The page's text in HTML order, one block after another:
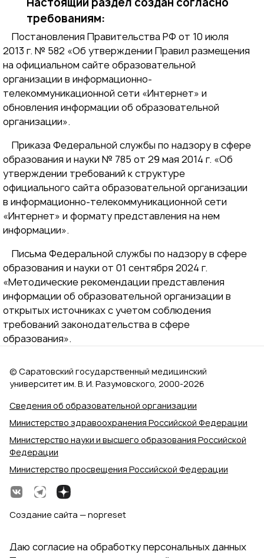
требованиям:
Постановления Правительства РФ от 10 июля
2013 г. № 582 «Об утверждении Правил размещения
на официальном сайте образовательной
организации в информационно-
телекоммуникационной сети «Интернет» и
обновления информации об образовательной
организации».
Приказа Федеральной службы по надзору в сфере
образования и науки № 785 от 29 мая 2014 г. «Об
утверждении требований к структуре
официального сайта образовательной организации
в информационно-телекоммуникационной сети
«Интернет» и формату представления на нем
информации».
Письма Федеральной службы по надзору в сфере
образования и науки от 01 сентября 2024 г.
«Методические рекомендации представления
информации об образовательной организации в
открытых источниках с учетом соблюдения
требований законодательства в сфере
образования».
Сведения об образовательной организации
Министерство здравоохранения Российской Федерации
Министерство науки и высшего образования Российской
Федерации
Министерство просвещения Российской Федерации
© Саратовский государственный медицинский
университет им. В. И. Разумовского, 2000‑2026
Создание сайта — nopreset
Даю согласие на обработку персональных данных